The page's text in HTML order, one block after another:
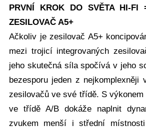
PRVNÍ KROK DO SVĚTA HI-FI
ZESILOVAČ A5+
Ačkoliv je zesilovač A5+
mezi trojicí integrovaných
jeho skutečná síla spočívá v jeho
bezesporu jeden z nejkomplexněji
zesilovačů ve své třídě. S
ve třídě A/B dokáže naplnit
zvukem menší i střední